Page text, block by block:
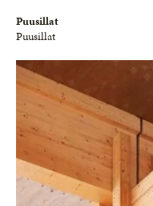
Puusillat
Puusillat